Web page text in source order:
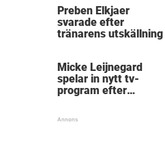
Preben Elkjaer
svarade efter
tränarens utskällning
Micke Leijnegard
spelar in nytt tv-
program efter